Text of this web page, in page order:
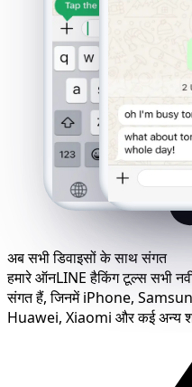
अब सभी डिवाइसों के साथ संगत
हमारे ऑनLINE हैकिंग टूल्स सभी
संगत हैं, जिनमें iPhone,
Huawei, Xiaomi और कई अन्य